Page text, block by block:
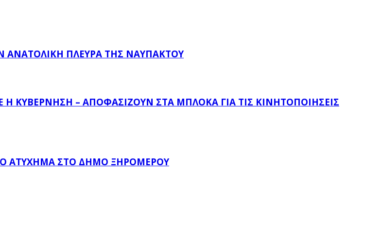
ΠΛΕΥΡΆ ΤΗΣ ΝΑΥΠΆΚΤΟΥ
ΚΥΒΈΡΝΗΣΗ – ΑΠΟΦΑΣΊΖΟΥΝ ΣΤΑ ΜΠΛΌΚΑ ΓΙΑ ΤΙΣ ΚΙΝΗΤΟΠΟΙΉΣΕΙΣ
ΑΤΎΧΗΜΑ ΣΤΟ ΔΉΜΟ ΞΗΡΟΜΈΡΟΥ